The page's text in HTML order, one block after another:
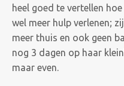
heel goed te vertellen
wel meer hulp verlenen;
meer thuis en ook geen
nog 3 dagen op haar
maar even.